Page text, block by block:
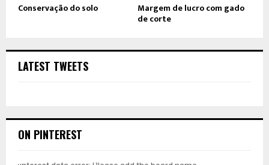
Conservação do solo Margem de lucro com gado
de corte
LATEST TWEETS
ON PINTEREST